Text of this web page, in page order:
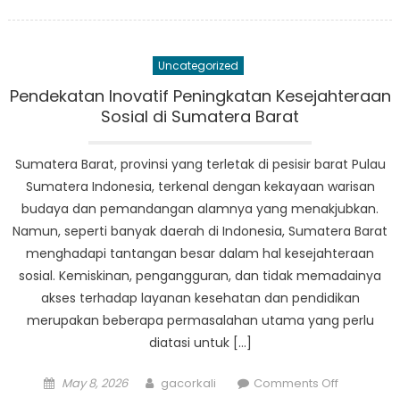
di
Uncategorized
Pendekatan Inovatif Peningkatan Kesejahteraan
Sosial di Sumatera Barat
Sumatera Barat, provinsi yang terletak di pesisir barat Pulau
Sumatera Indonesia, terkenal dengan kekayaan warisan
budaya dan pemandangan alamnya yang menakjubkan.
Namun, seperti banyak daerah di Indonesia, Sumatera Barat
menghadapi tantangan besar dalam hal kesejahteraan
sosial. Kemiskinan, pengangguran, dan tidak memadainya
akses terhadap layanan kesehatan dan pendidikan
merupakan beberapa permasalahan utama yang perlu
diatasi untuk […]
Posted
May 8, 2026 Author
gacorkali Comments Offon